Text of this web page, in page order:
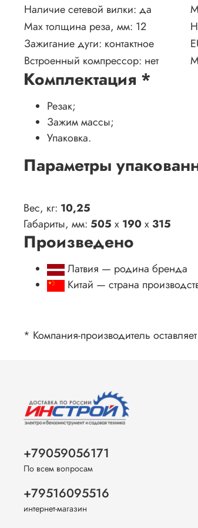
Наличие сетевой вилки: да
Max толщина реза, мм: 12
Зажигание дуги: контактное
Встроенный компрессор: нет
Комплектация *
Резак;
Зажим массы;
Упаковка.
Параметры
Вес, кг: 10,25
Габариты, мм: 505 x 190x 315
Произведено
Латвия — родина бренда
Китай — страна
* Компания-производитель
+79059056171
По всем вопросам
+79516095516
интернет-магазин